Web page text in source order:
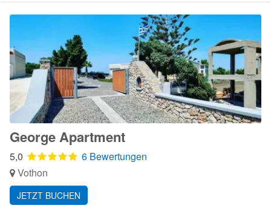
George Apartment
5,0
6 Bewertungen
Vothon
JETZT BUCHEN